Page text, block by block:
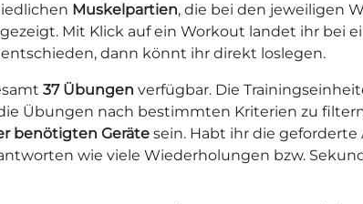
Muskelpartien, die bei den jeweiligen
Mit Klick auf ein Workout landet ihr bei
dann könnt ihr direkt loslegen.
37 Übungen verfügbar. Die
Übungen nach bestimmten Kriterien zu
benötigten Geräte sein. Habt ihr die
wie viele Wiederholungen bzw.